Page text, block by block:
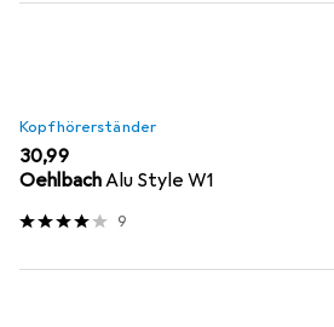
Kopfhörerständer
EUR
30,99
OehlbachAlu Style W1
9